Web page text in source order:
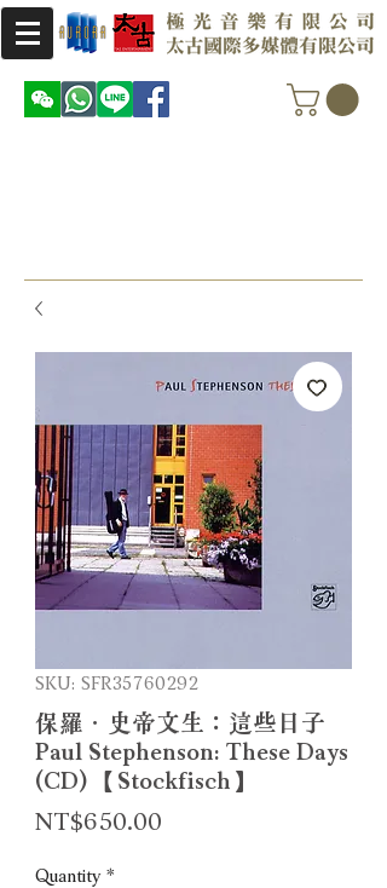
SKU: SFR35760292
保羅．史帝文生：這些日子
Paul Stephenson: These Days
(CD) 【Stockfisch】
NT$650.00
Quantity *